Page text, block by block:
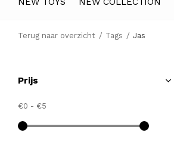
Terug naar overzicht Tags Jas
Prijs
€0 - €5